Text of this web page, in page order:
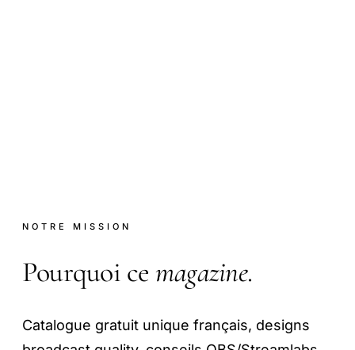
NOTRE MISSION
Pourquoi ce magazine.
Catalogue gratuit unique français, designs